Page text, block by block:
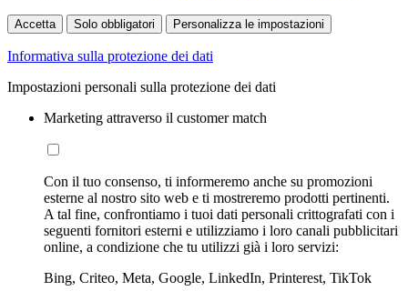
Accetta Solo obbligatori Personalizza le impostazioni
Informativa sulla protezione dei dati
Impostazioni personali sulla protezione dei dati
Marketing attraverso il customer match
Con il tuo consenso, ti informeremo anche su promozioni
esterne al nostro sito web e ti mostreremo prodotti pertinenti.
A tal fine, confrontiamo i tuoi dati personali crittografati con i
seguenti fornitori esterni e utilizziamo i loro canali pubblicitari
online, a condizione che tu utilizzi già i loro servizi:
Bing, Criteo, Meta, Google, LinkedIn, Printerest, TikTok